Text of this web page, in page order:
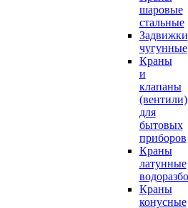
шаровые
стальные
Задвижки
чугунные
Краны
и
клапаны
(вентили)
для
бытовых
приборов
Краны
латунные
Краны
конусные